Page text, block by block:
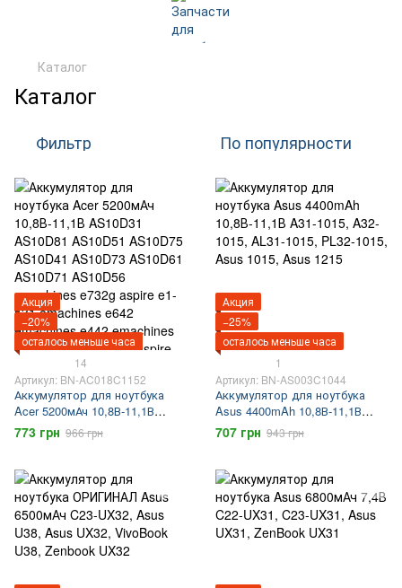
Каталог
Каталог
Фильтр По популярности
Акция
−20%
осталось меньше часа
14
Артикул: BN-AC018C1152
Аккумулятор для ноутбука
Acer 5200мАч 10,8В-11,1В
AS10D31 AS10D81 AS10D51
AS10D75 AS10D41 AS10D73
emachines e732g aspire e1-531
emachines e642 emachines
e442 emachines e732 aspire e1-
571g aspire v3-571g
773 грн 966 грн
Акция
−25%
осталось меньше часа
1
Артикул: BN-AS003C1044
Аккумулятор для ноутбука
Asus 4400mAh 10,8В-11,1В
A31-1015, A32-1015, AL31-1015,
PL32-1015, Asus 1015, Asus
707 грн 943 грн